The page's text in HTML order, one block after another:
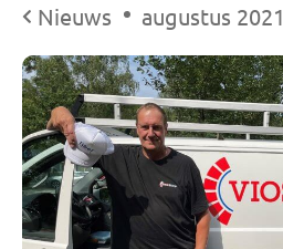
Nieuws augustus 2021